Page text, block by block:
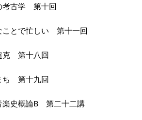
古学 第十回
とで忙しい 第十一回
克 第十八回
ち 第十九回
史概論B 第二十二講